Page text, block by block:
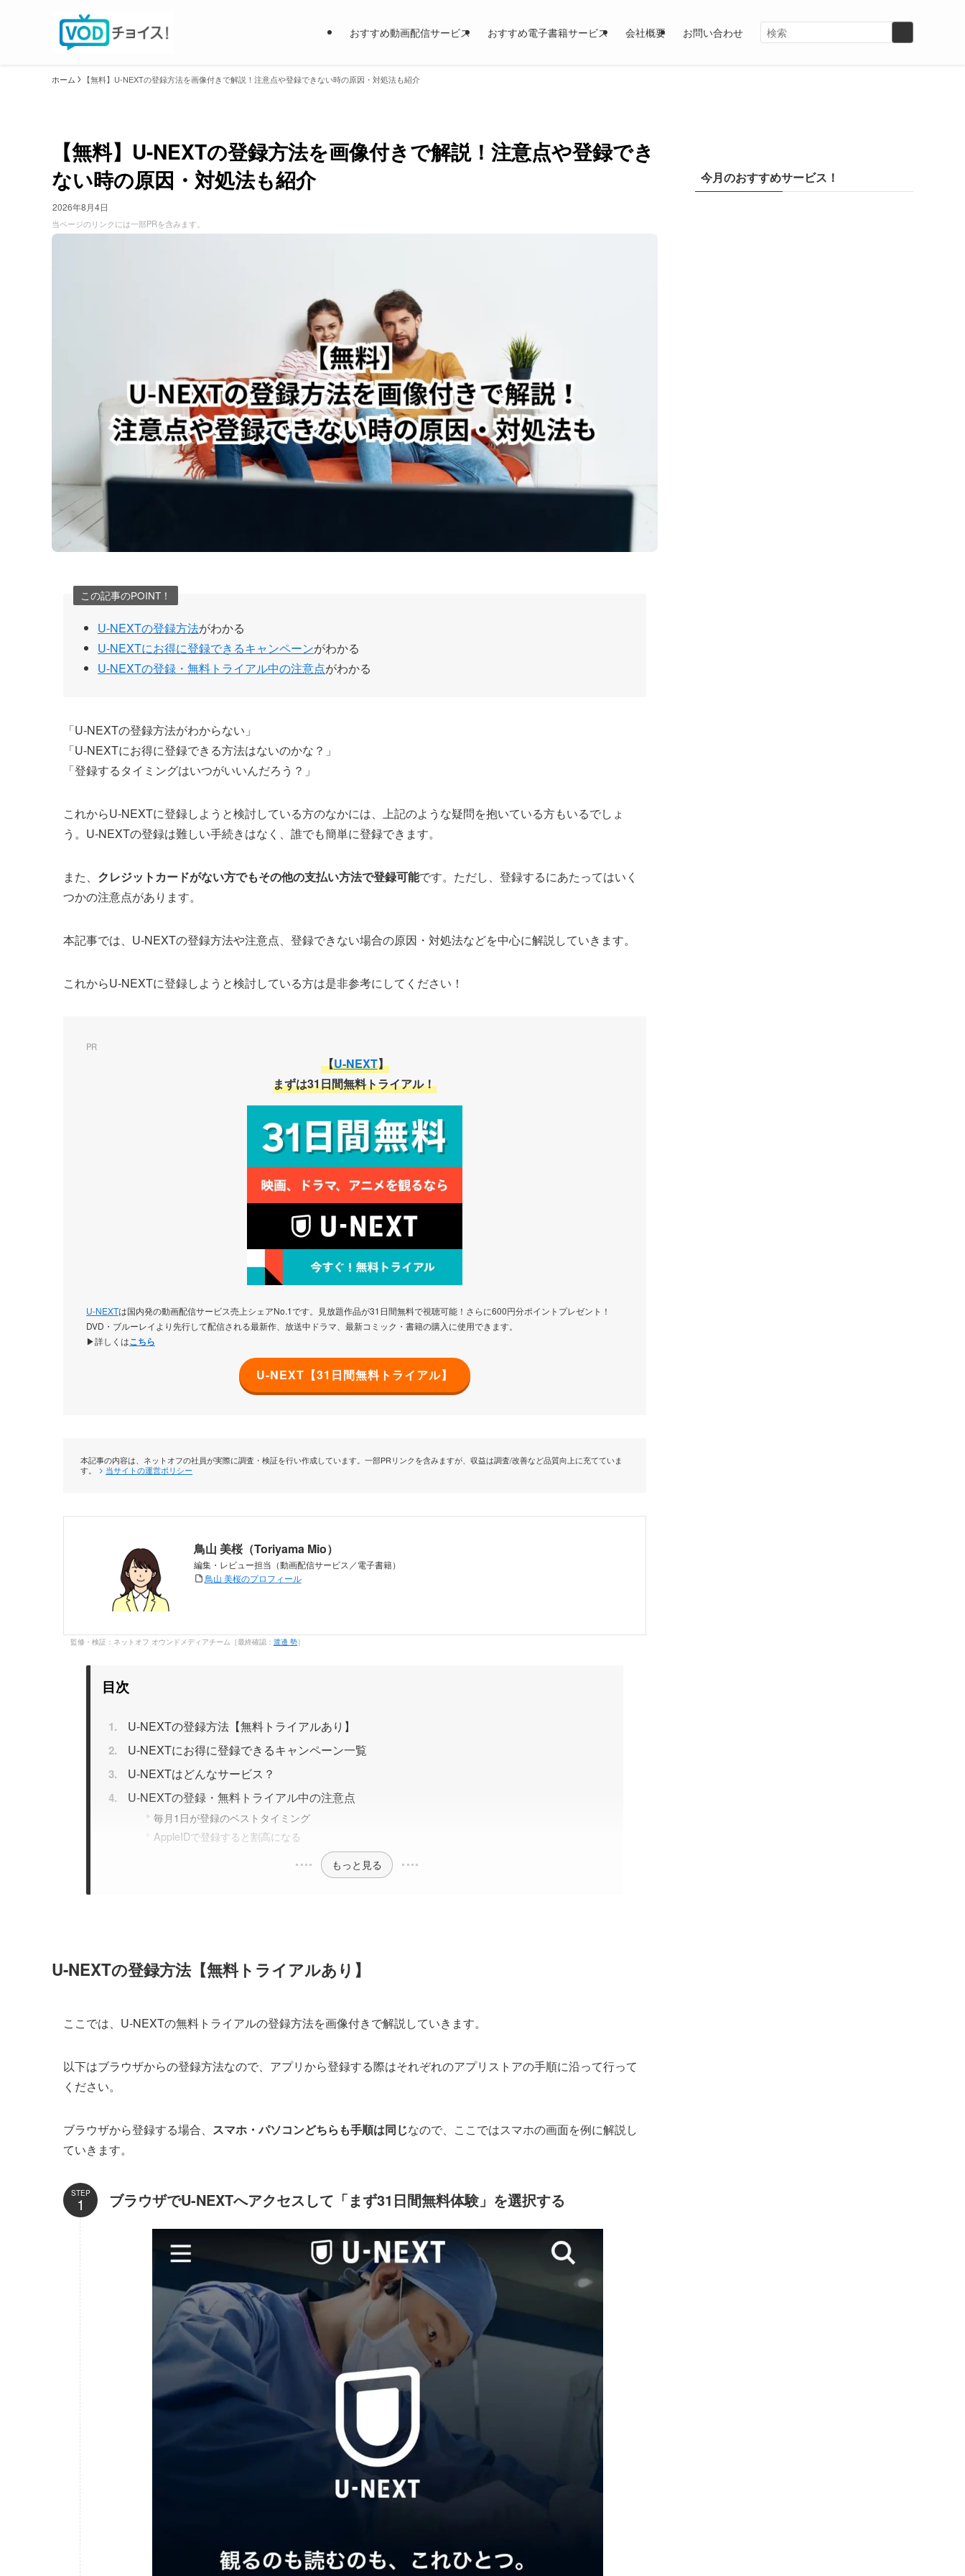
おすすめ動画配信サービス おすすめ電子書籍サービス 会社概要 お問い合わせ
ホーム 【無料】U-NEXTの登録方法を画像付きで解説！注意点や登録できない時の原因・対処法も紹介
【無料】U-NEXTの登録方法を画像付きで解説！注意点や登録でき
ない時の原因・対処法も紹介
2026年8月4日
当ページのリンクには一部PRを含みます。
この記事のPOINT！
U-NEXTの登録方法がわかる
U-NEXTにお得に登録できるキャンペーンがわかる
U-NEXTの登録・無料トライアル中の注意点がわかる
「U-NEXTの登録方法がわからない」
「U-NEXTにお得に登録できる方法はないのかな？」
「登録するタイミングはいつがいいんだろう？」
これからU-NEXTに登録しようと検討している方のなかには、上記のような疑問を抱いている方もいるでしょ
う。U-NEXTの登録は難しい手続きはなく、誰でも簡単に登録できます。
また、 クレジットカードがない方でもその他の支払い方法で登録可能です。ただし、登録するにあたってはいく
つかの注意点があります。
本記事では、U-NEXTの登録方法や注意点、登録できない場合の原因・対処法などを中心に解説していきます。
これからU-NEXTに登録しようと検討している方は是非参考にしてください！
PR
【U-NEXT】
まずは31日間無料トライアル！
U-NEXTは国内発の動画配信サービス売上シェアNo.1です。見放題作品が31日間無料で視聴可能！さらに600円分ポイントプレゼント！
DVD・ブルーレイより先行して配信される最新作、放送中ドラマ、最新コミック・書籍の購入に使用できます。
▶詳しくはこちら
U-NEXT【31日間無料トライアル】
本記事の内容は、ネットオフの社員が実際に調査・検証を行い作成しています。一部PRリンクを含みますが、収益は調査/改善など品質向上に充てていま
す。
当サイトの運営ポリシー
鳥山 美桜（Toriyama Mio）
編集・レビュー担当（動画配信サービス／電子書籍）
鳥山 美桜のプロフィール
監修・検証：ネットオフ オウンドメディアチーム［最終確認： 渡邊 勢］
目次
U-NEXTの登録方法【無料トライアルあり】
U-NEXTにお得に登録できるキャンペーン一覧
U-NEXTはどんなサービス？
U-NEXTの登録・無料トライアル中の注意点
毎月1日が登録のベストタイミング
AppleIDで登録すると割高になる
もっと見る
U-NEXTの登録方法【無料トライアルあり】
ここでは、U-NEXTの無料トライアルの登録方法を画像付きで解説していきます。
以下はブラウザからの登録方法なので、アプリから登録する際はそれぞれのアプリストアの手順に沿って行って
ください。
ブラウザから登録する場合、 スマホ・パソコンどちらも手順は同じなので、ここではスマホの画面を例に解説し
ていきます。
STEP ブラウザでU-NEXTへアクセスして「まず31日間無料体験」を選択する
今月のおすすめサービス！